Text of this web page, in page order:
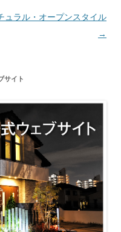
ュラル・オープンスタイル
→
サイト